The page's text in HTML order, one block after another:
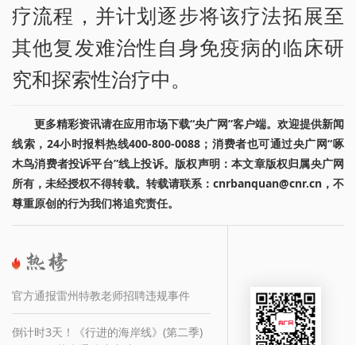
疗流程，并计划逐步将该疗法拓展至
其他复发难治性自身免疫病的临床研
究和探索性治疗中。
更多精彩资讯请在应用市场下载“央广网”客户端。欢迎提供新闻
线索，24小时报料热线400-800-0088；消费者也可通过央广网“啄
木鸟消费者投诉平台”线上投诉。版权声明：本文章版权归属央广网
所有，未经授权不得转载。转载请联系：cnrbanquan@cnr.cn，不
尊重原创的行为我们将追究责任。
官方通报雷州特教老师招聘违规事件
倒计时3天！《行进的海岸线》(第二季)